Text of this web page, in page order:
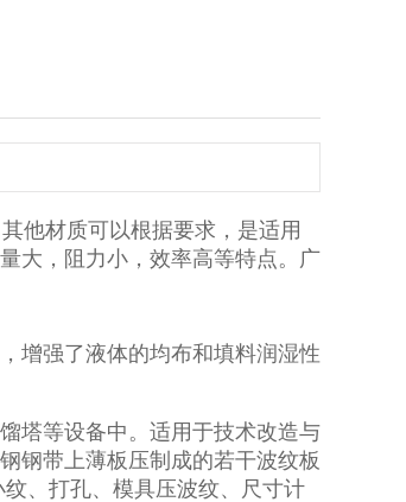
他材质可以根据要求，是适用
大，阻力小，效率高等特点。广
增强了液体的均布和填料润湿性
塔等设备中。适用于技术改造与
钢带上薄板压制成的若干波纹板
、打孔、模具压波纹、尺寸计